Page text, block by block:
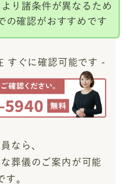
り諸条件が異なるため
の確認がおすすめです
すぐに確認可能です -
なら、
葬儀のご案内が可能
す。